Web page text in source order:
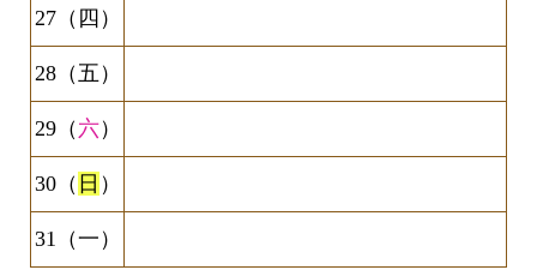
27（四）
28（五）
29（ 六）
30（ 日 ）
31（一）